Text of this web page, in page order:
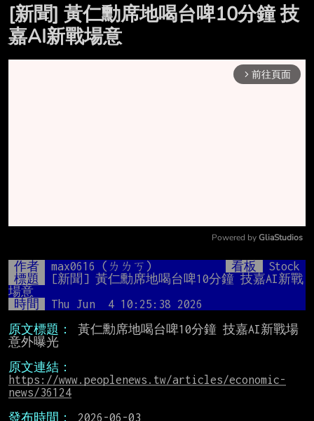
[新聞] 黃仁勳席地喝台啤10分鐘 技
嘉AI新戰場意
arrow_forward_ios 前往頁面
Mute
Powered by GliaStudios
作者 max0616 (ㄌㄌㄎ) 看板
Stock
標題
[新聞] 黃仁勳席地喝台啤10分鐘 技嘉AI新戰
場意
時間
Thu Jun  4 10:25:38 2026
原文標題：
黃仁勳席地喝台啤10分鐘 技嘉AI新戰場
意外曝光
原文連結：
https://www.peoplenews.tw/articles/economic-
news/36124
發布時間：
2026-06-03